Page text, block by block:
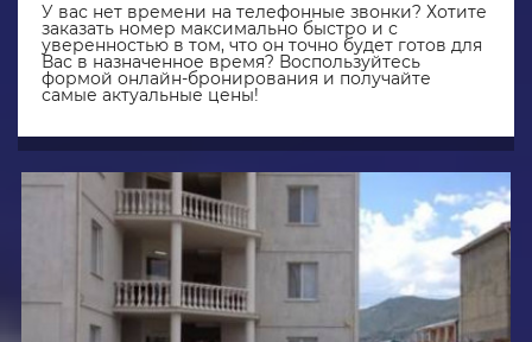
У вас нет времени на телефонные звонки? Хотите
заказать номер максимально быстро и с
уверенностью в том, что он точно будет готов для
Вас в назначенное время? Воспользуйтесь
формой онлайн-бронирования и получайте
самые актуальные цены!